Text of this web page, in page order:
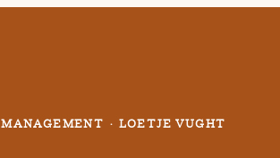
MANAGEMENT · LOETJE VUGHT